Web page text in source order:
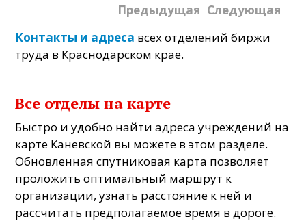
Предыдущая Следующая
Контакты и адреса всех отделений биржи
труда в Краснодарском крае.
Все отделы на карте
Быстро и удобно найти адреса учреждений на
карте Каневской вы можете в этом разделе.
Обновленная спутниковая карта позволяет
проложить оптимальный маршрут к
организации, узнать расстояние к ней и
рассчитать предполагаемое время в дороге.